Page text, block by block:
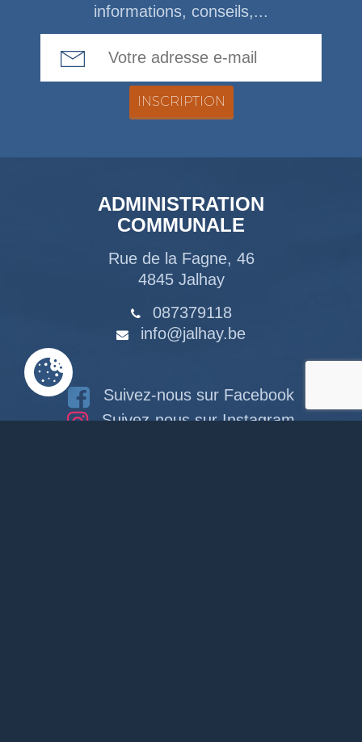
informations, conseils,...
ADMINISTRATION
COMMUNALE
Rue de la Fagne, 46
4845 Jalhay
087379118
info@jalhay.be
Suivez-nous sur Facebook
Suivez-nous sur Instagram